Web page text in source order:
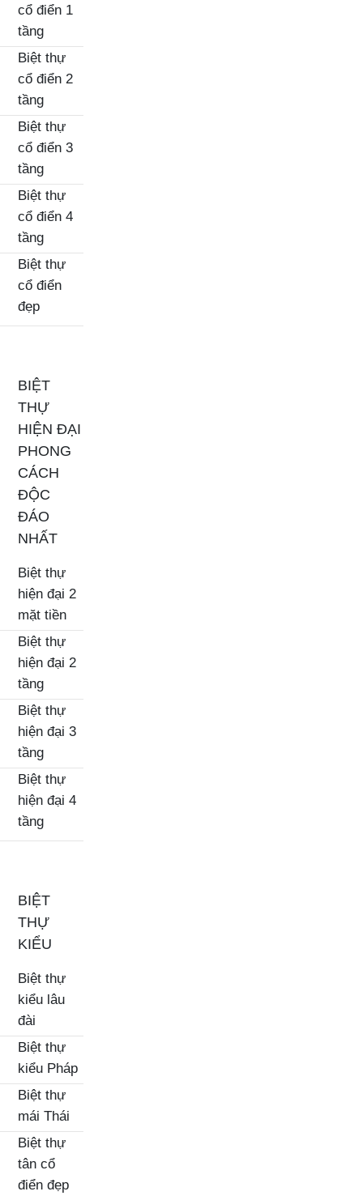
cổ điển 1
tầng
Biệt thự
cổ điển 2
tầng
Biệt thự
cổ điển 3
tầng
Biệt thự
cổ điển 4
tầng
Biệt thự
cổ điển
đẹp
BIỆT
THỰ
HIỆN ĐẠI
PHONG
CÁCH
ĐỘC
ĐÁO
NHẤT
Biệt thự
hiện đại 2
mặt tiền
Biệt thự
hiện đại 2
tầng
Biệt thự
hiện đại 3
tầng
Biệt thự
hiện đại 4
tầng
BIỆT
THỰ
KIỂU
Biệt thự
kiểu lâu
đài
Biệt thự
kiểu Pháp
Biệt thự
mái Thái
Biệt thự
tân cổ
điển đẹp